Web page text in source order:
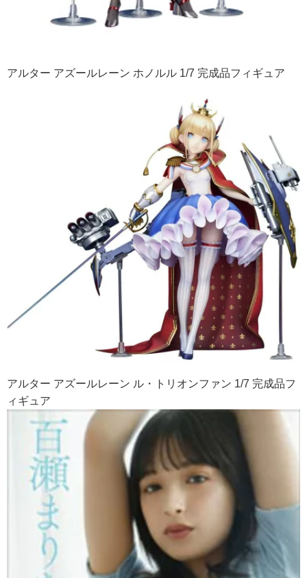
アルター アズールレーン ホノルル 1/7 完成品フィギュア
アルター アズールレーン ル・トリオンファン 1/7 完成品フ
ィギュア